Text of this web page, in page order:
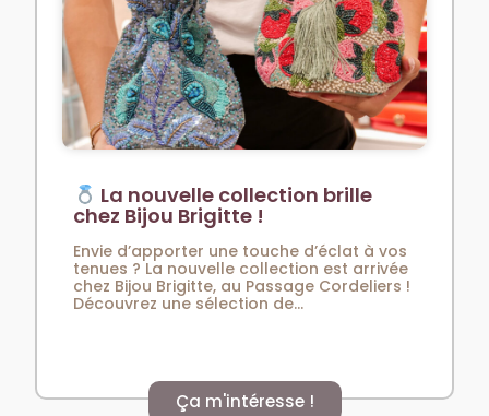
La nouvelle collection brille
chez Bijou Brigitte !
Envie d’apporter une touche d’éclat à vos
tenues ? La nouvelle collection est arrivée
chez Bijou Brigitte, au Passage Cordeliers !
Découvrez une sélection de...
Ça m'intéresse !